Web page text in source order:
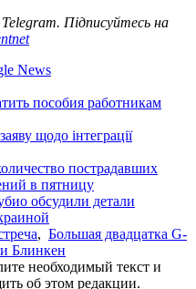
Telegram. Підписуйтесь на
News
пособия работникам
щодо інтеграції
пострадавших
в пятницу
обсудили детали
, Большая двадцатка G-
Блинкен
необходимый текст и
об этом редакции.